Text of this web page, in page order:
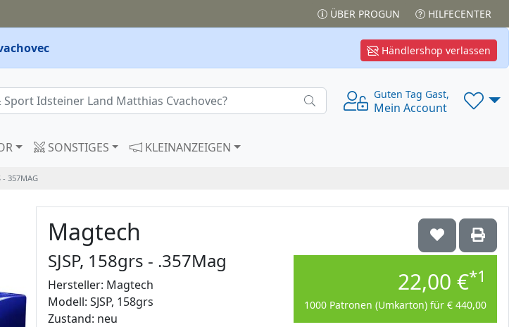
ÜBER PROGUN HILFECENTER
Händlershop verlassen
Guten Tag Gast,
Mein Account
SONSTIGES KLEINANZEIGEN
- 357MAG
22,00 €*1
1000 Patronen (Umkarton) für € 440,00
Magtech
SJSP, 158grs - .357Mag
Hersteller: Magtech
Modell: SJSP, 158grs
Zustand: neu